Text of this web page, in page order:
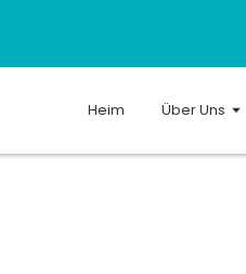
Heim Über Uns